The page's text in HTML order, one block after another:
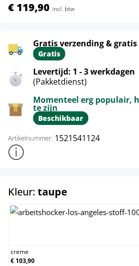
€ 119,90 incl. btw
Gratis verzending &
Gratis
Levertijd: 1 - 3 werkdagen
(Pakketdienst)
Momenteel erg populair,
te zijn
Beschikbaar
Artikelnummer: 1521541124
Toon meer productinformatie
Kleur: taupe
creme
€ 103,90